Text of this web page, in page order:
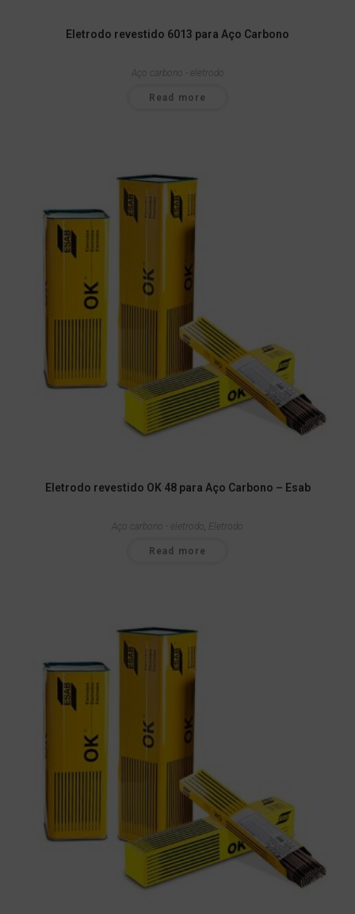
Eletrodo revestido 6013 para Aço Carbono
Aço carbono - eletrodo
Read more
Eletrodo revestido OK 48 para Aço Carbono – Esab
Aço carbono - eletrodo Eletrodo
Read more